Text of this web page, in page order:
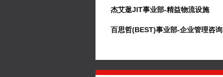
杰艾逖JIT事业部-精益物流设施
百思哲(BEST)事业部-企业管理咨询